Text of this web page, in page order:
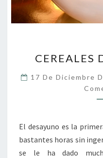
CEREALES
17 De Diciembre
El desayuno es la
bastantes horas sin
se le ha dado